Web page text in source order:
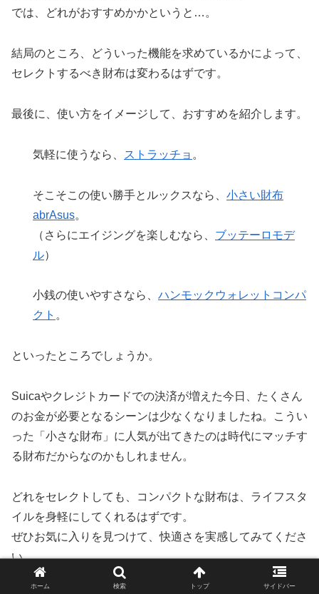
では、どれがおすすめかかというと…。
結局のところ、どういった機能を求めているかによって、
セレクトするべき財布は変わるはずです。
最後に、使い方をイメージして、おすすめを紹介します。
気軽に使うなら、 ストラッチョ 。
そこそこの使い勝手とルックスなら、 小さい財布
abrAsus。
（さらにエイジングを楽しむなら、 ブッテーロモデ
ル）
小銭の使いやすさなら、 ハンモックウォレットコンパ
クト 。
といったところでしょうか。
Suicaやクレジトカードでの決済が増えた今日、たくさん
のお金が必要となるシーンは少なくなりましたね。こうい
った「小さな財布」に人気が出てきたのは時代にマッチす
る財布だからなのかもしれません。
どれをセレクトしても、コンパクトな財布は、ライフスタ
イルを身軽にしてくれるはずです。
ぜひお気に入りを見つけて、快適さを実感してみてくださ
い。
ホーム 検索 トップ サイドバー